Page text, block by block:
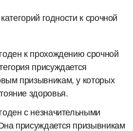
годности к срочной
к прохождению срочной
присуждается
призывникам, у которых
здоровья.
с незначительными
присуждается призывникам